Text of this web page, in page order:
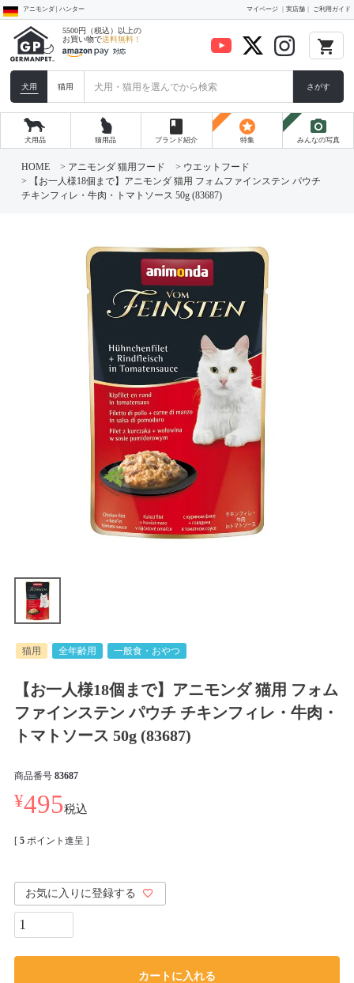
アニモンダ | ハンター マイページ 実店舗 ご利用ガイド
5500円（税込）以上の
お買い物で送料無料！ local_grocery_store
犬用 猫用 さがす
犬用品 猫用品
book
ブランド紹介
stars
特集
photo_camera
みんなの写真
HOME アニモンダ 猫用フード
ウエットフード
【お一人様18個まで】アニモンダ 猫用 フォムファインステン パウチ
チキンフィレ・牛肉・トマトソース 50g (83687)
猫用 全年齢用 一般食・おやつ
【お一人様18個まで】アニモンダ 猫用 フォム
ファインステン パウチ チキンフィレ・牛肉・
トマトソース 50g (83687)
商品番号 83687
¥495税込
[ 5 ポイント進呈 ]
お気に入りに登録する
カートに入れる